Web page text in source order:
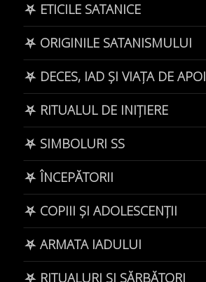
⛧ ETICILE SATANICE
⛧ ORIGINILE SATANISMULUI
⛧ DECES, IAD ȘI VIAȚA DE APOI
⛧ RITUALUL DE INIȚIERE
⛧ SIMBOLURI SS
⛧ ÎNCEPĂTORII
⛧ COPIII ȘI ADOLESCENȚII
⛧ ARMATA IADULUI
⛧ RITUALURI ȘI SĂRBĂTORI